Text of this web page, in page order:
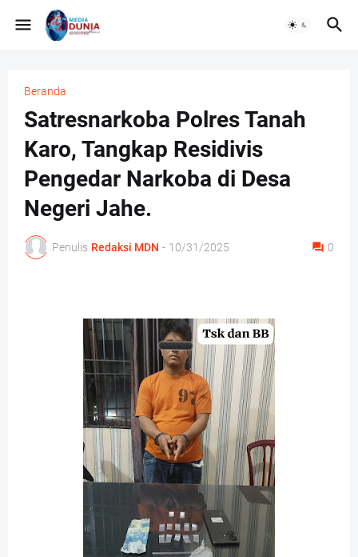
Beranda
Satresnarkoba Polres Tanah
Karo, Tangkap Residivis
Pengedar Narkoba di Desa
Negeri Jahe.
Penulis Redaksi MDN - 10/31/2025 0